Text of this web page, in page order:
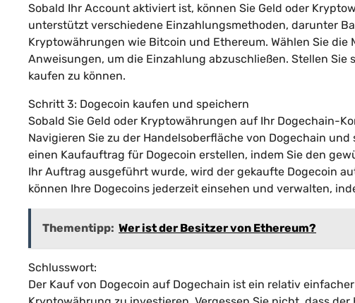
Sobald Ihr Account aktiviert ist, können Sie Geld oder
unterstützt verschiedene Einzahlungsmethoden, darunter
Kryptowährungen wie Bitcoin und Ethereum. Wählen Sie
Anweisungen, um die Einzahlung abzuschließen. Stellen
kaufen zu können.
Schritt 3: Dogecoin kaufen und speichern
Sobald Sie Geld oder Kryptowährungen auf Ihr Dogechain-
Navigieren Sie zu der Handelsoberfläche von Dogechain
einen Kaufauftrag für Dogecoin erstellen, indem Sie den
Ihr Auftrag ausgeführt wurde, wird der gekaufte Dogecoin
können Ihre Dogecoins jederzeit einsehen und verwalten,
Thementipp: Wer ist der Besitzer von Ethereum?
Schlusswort:
Der Kauf von Dogecoin auf Dogechain ist ein relativ